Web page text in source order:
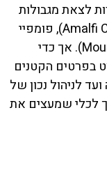
לצאת מגבולות
העיר אל יעדים כמו חבל אמאלפי (Amalfi Coast), פומפיי
(Pompeii) והר הגעש וזוב (Mount Vesuvius). אך כדי
בפרטים הקטנים
לניהול נכון של
לכלי שמעצים את